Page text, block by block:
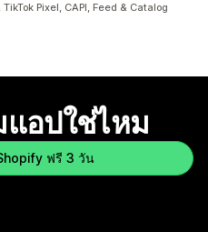
Pixel, CAPI, Feed & Catalog
แอปใช่ไหม
ฟรี 3 วัน